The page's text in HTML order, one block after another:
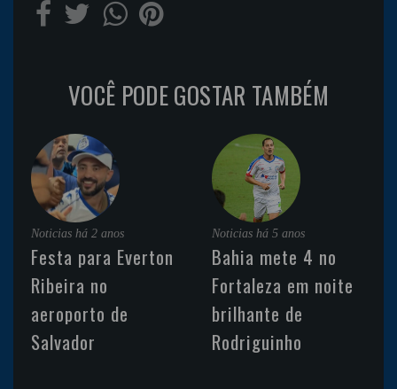
VOCÊ PODE GOSTAR TAMBÉM
Noticias há 2 anos
Festa para Everton
Ribeira no
aeroporto de
Salvador
Noticias há 5 anos
Bahia mete 4 no
Fortaleza em noite
brilhante de
Rodriguinho